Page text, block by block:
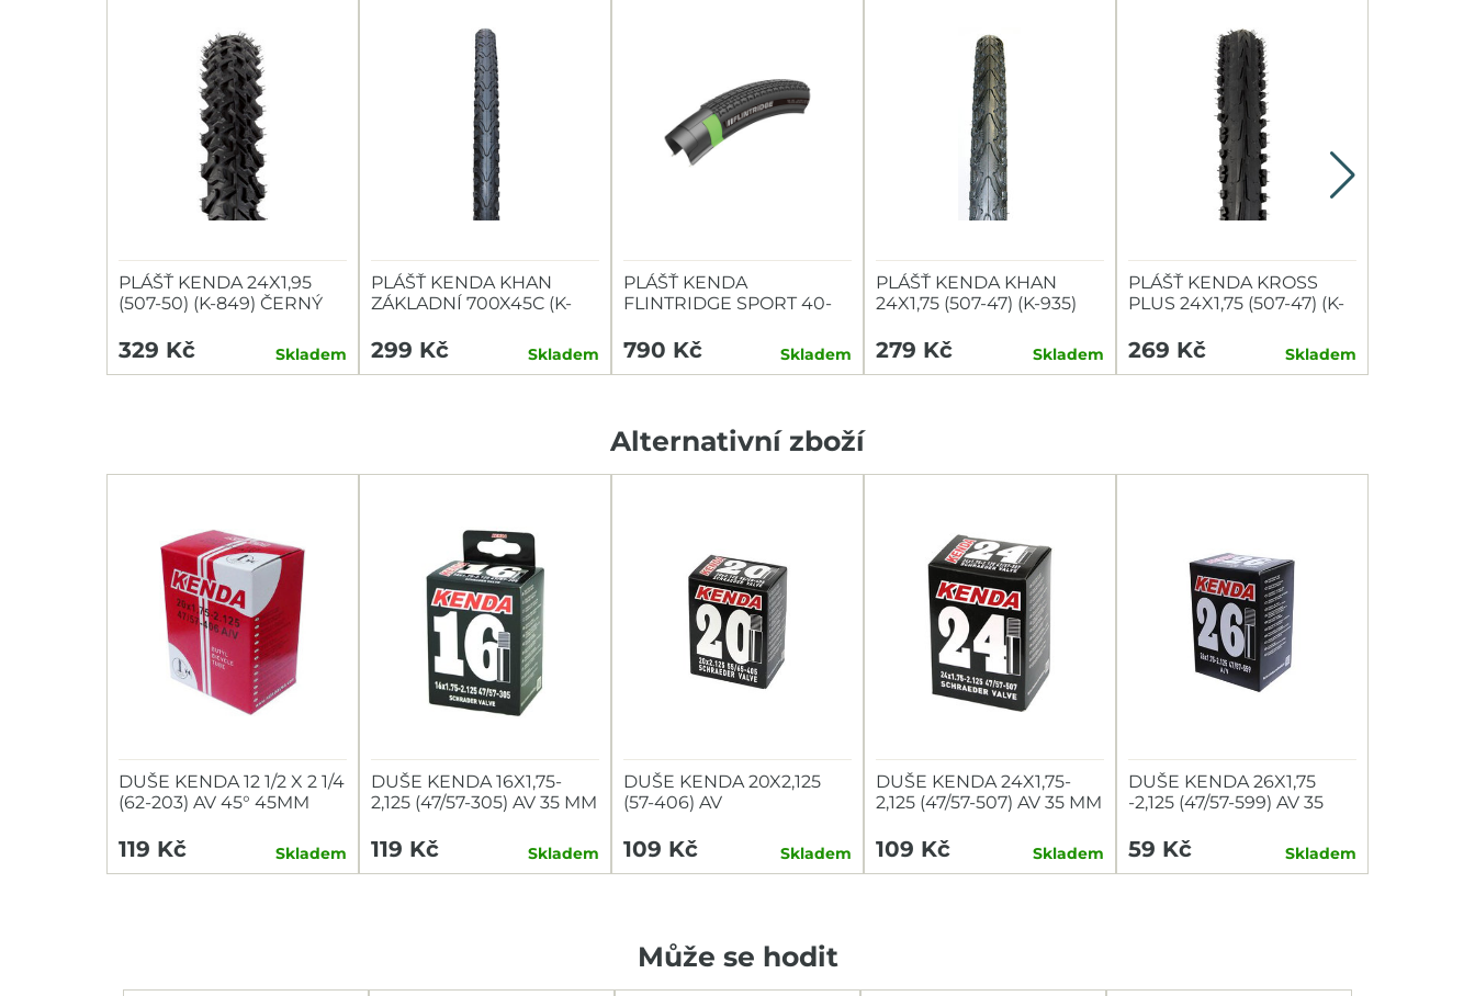
PLÁŠŤ KENDA 24X1,95
(507-50) (K-849) ČERNÝ
329 Kč Skladem
PLÁŠŤ KENDA KHAN
ZÁKLADNÍ 700X45C (K-
299 Kč Skladem
PLÁŠŤ KENDA
FLINTRIDGE SPORT 40-
KEVLAR
790 Kč Skladem
PLÁŠŤ KENDA KHAN
24X1,75 (507-47) (K-935)
279 Kč Skladem
PLÁŠŤ KENDA KROSS
PLUS 24X1,75 (507-47) (K-
269 Kč Skladem
Alternativní zboží
DUŠE KENDA 12 1/2 X 2 1/4
(62-203) AV 45° 45MM
119 Kč Skladem
DUŠE KENDA 16X1,75-
2,125 (47/57-305) AV 35 MM
119 Kč Skladem
DUŠE KENDA 20X2,125
(57-406) AV
109 Kč Skladem
DUŠE KENDA 24X1,75-
2,125 (47/57-507) AV 35 MM
109 Kč Skladem
DUŠE KENDA 26X1,75
-2,125 (47/57-599) AV 35
59 Kč Skladem
Může se hodit